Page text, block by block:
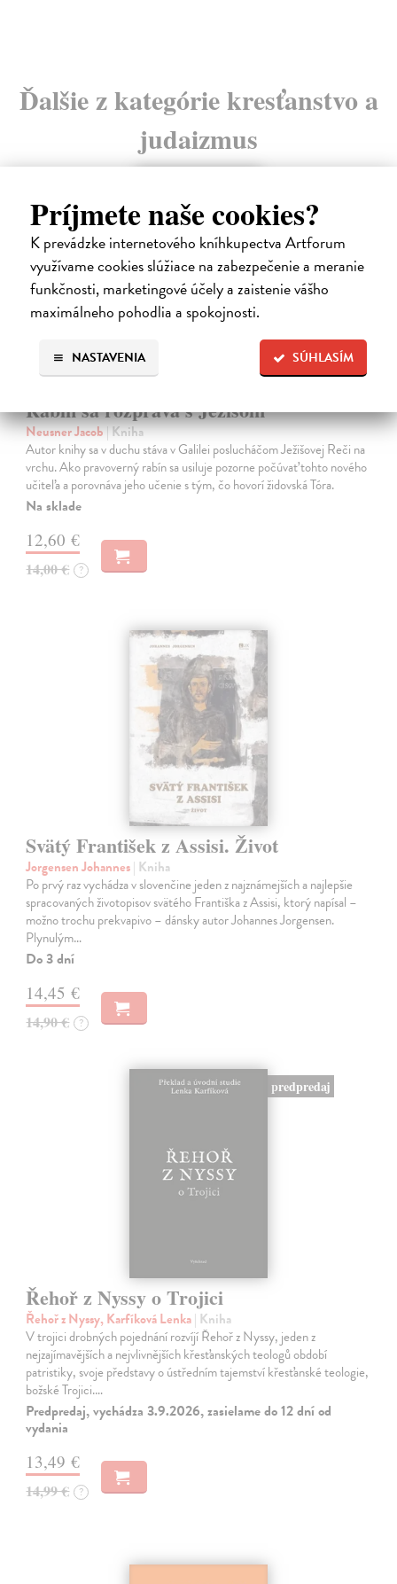
Príjmete naše cookies?
K prevádzke internetového kníhkupectva Artforum
využívame cookies slúžiace na zabezpečenie a meranie
funkčnosti, marketingové účely a zaistenie vášho
maximálneho pohodlia a spokojnosti.
SÚHLASÍM
NASTAVENIA
Ďalšie z kategórie kresťanstvo a
judaizmus
novinka
Rabín sa rozpráva s Ježišom
Neusner Jacob| Kniha
Autor knihy sa v duchu stáva v Galilei poslucháčom Ježišovej Reči na
vrchu. Ako pravoverný rabín sa usiluje pozorne počúvať tohto nového
učiteľa a porovnáva jeho učenie s tým, čo hovorí židovská Tóra.
Na sklade
12,60 €
14,00 € ?
Svätý František z Assisi. Život
Jorgensen Johannes| Kniha
Po prvý raz vychádza v slovenčine jeden z najznámejších a najlepšie
spracovaných životopisov svätého Františka z Assisi, ktorý napísal –
možno trochu prekvapivo – dánsky autor Johannes Jorgensen.
Plynulým…
Do 3 dní
14,45 €
14,90 € ?
predpredaj
Řehoř z Nyssy o Trojici
Řehoř z Nyssy, Karfíková Lenka| Kniha
V trojici drobných pojednání rozvíjí Řehoř z Nyssy, jeden z
nejzajímavějších a nejvlivnějších křesťanských teologů období
patristiky, svoje představy o ústředním tajemství křesťanské teologie,
božské Trojici.…
Predpredaj, vychádza 3.9.2026, zasielame do 12 dní od
vydania
13,49 €
14,99 € ?